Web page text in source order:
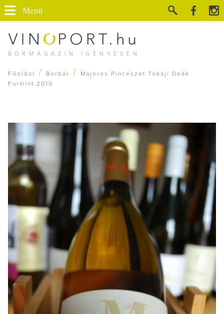
BORMAGAZIN IGÉNYESEN
Menü
Főoldal / Borbár /
Majoros Pincészet Tokaji Deák
Furmint 2010